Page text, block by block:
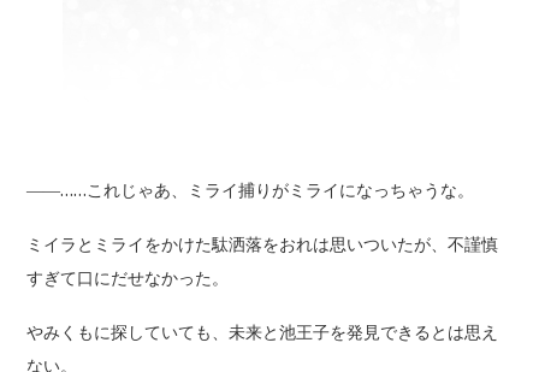
――……これじゃあ、ミライ捕りがミライになっちゃうな。
ミイラとミライをかけた駄洒落をおれは思いついたが、不謹慎
すぎて口にだせなかった。
やみくもに探していても、未来と池王子を発見できるとは思え
ない。